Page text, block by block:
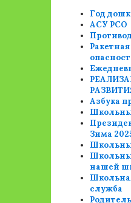
Год
АСУ РСО
Азбука
Зима
нашей
служба